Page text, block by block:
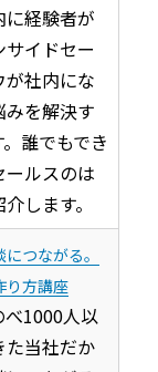
に経験者が
イドセー
が社内にな
みを解決す
誰でもでき
ールスのは
します。
つながる。
り方講座
べ1000人以
た当社だか